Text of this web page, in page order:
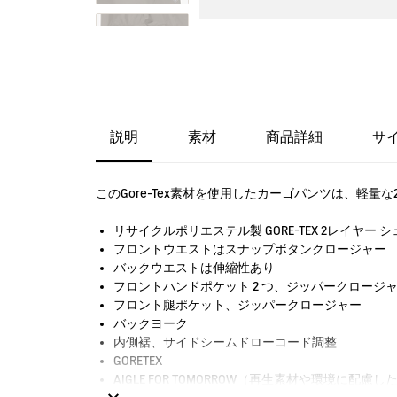
説明 素材 商品詳細 サ
このGore-Tex素材を使用したカーゴパンツは、軽量
リサイクルポリエステル製 GORE-TEX 2レイヤー
フロントウエストはスナップボタンクロージャー
バックウエストは伸縮性あり
フロントハンドポケット 2 つ、ジッパークロージ
フロント腿ポケット、ジッパークロージャー
バックヨーク
内側裾、サイドシームドローコード調整
GORETEX
AIGLE FOR TOMORROW（再生素材や環境に配慮